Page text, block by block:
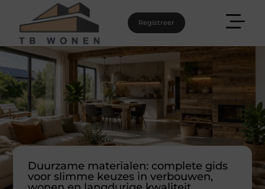
Registreer
Duurzame materialen: complete gids
voor slimme keuzes in verbouwen,